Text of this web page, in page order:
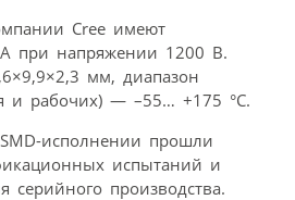
Cree имеют
при напряжении 1200 В.
мм, диапазон
и рабочих) — –55… +175 °C.
исполнении прошли
испытаний и
серийного производства.